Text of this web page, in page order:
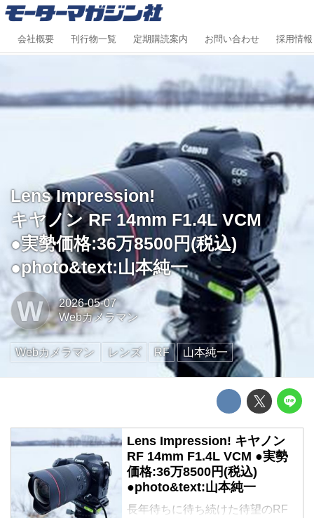
会社概要 刊行物一覧 定期購読案内 お問い合わせ 採用情報
Lens Impression!
キヤノン RF 14mm F1.4L VCM
●実勢価格:36万8500円(税込)
●photo&text:山本純一
W
2026-05-07
Webカメラマン
Webカメラマン レンズ RF 山本純一
Lens Impression! キヤノン
RF 14mm F1.4L VCM ●実勢
価格:36万8500円(税込)
●photo&text:山本純一
長年待ちに待ち続けた待望のRF